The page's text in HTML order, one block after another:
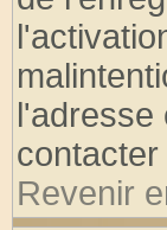
l'adresse
Revenir